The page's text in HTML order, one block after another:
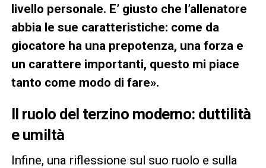
livello personale. E’ giusto che l’allenatore
abbia le sue caratteristiche: come da
giocatore ha una prepotenza, una forza e
un carattere importanti, questo mi piace
tanto come modo di fare».
Il ruolo del terzino moderno: duttilità
e umiltà
Infine, una riflessione sul suo ruolo e sulla